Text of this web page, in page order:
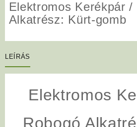
Elektromos Kerékpár /
Alkatrész: Kürt-gomb
LEÍRÁS
Elektromos
Robogó